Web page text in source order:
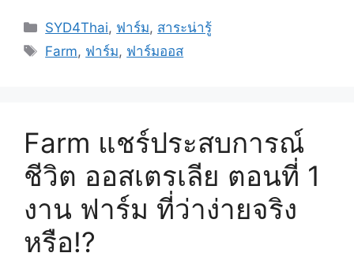
SYD4Thai, ฟาร์ม, สาระน่ารู้
Farm, ฟาร์ม, ฟาร์มออส
Farm แชร์ประสบการณ์
ชีวิต ออสเตรเลีย ตอนที่ 1
งาน ฟาร์ม ที่ว่าง่ายจริง
หรือ!?